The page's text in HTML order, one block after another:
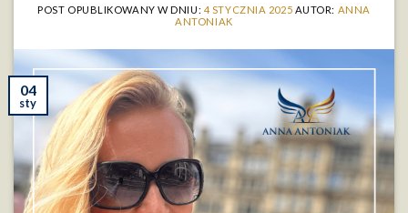
POST OPUBLIKOWANY W DNIU: 4 STYCZNIA 2025 AUTOR: ANNA
ANTONIAK
04
sty